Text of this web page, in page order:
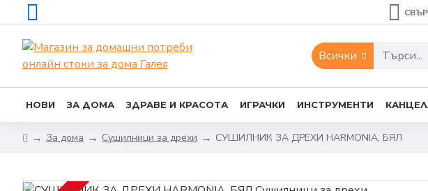
Всички
НОВИ ЗА ДОМА ЗДРАВЕ И КРАСОТА ИГРАЧКИ ИНСТРУМЕНТИ
За дома Сушилници за дрехи СУШИЛНИК ЗА ДРЕХИ HARMONIA, БЯЛ